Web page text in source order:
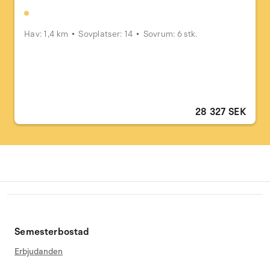
Hav: 1,4 km Sovplatser: 14 Sovrum: 6 stk.
28 327 SEK
Semesterbostad
Erbjudanden